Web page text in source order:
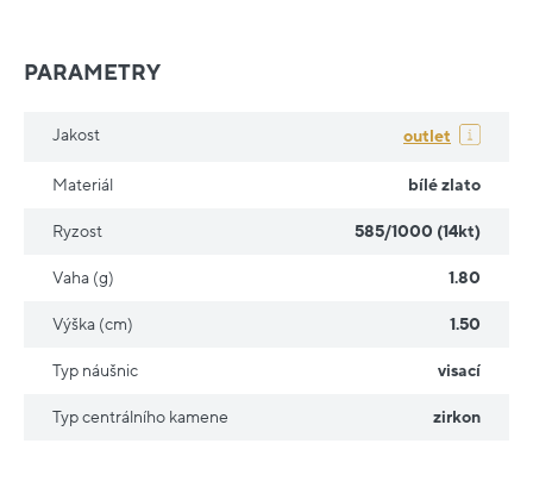
PARAMETRY
Jakost outlet
Materiál bílé zlato
Ryzost 585/1000 (14kt)
Vaha (g) 1.80
Výška (cm) 1.50
Typ náušnic visací
Typ centrálního kamene zirkon